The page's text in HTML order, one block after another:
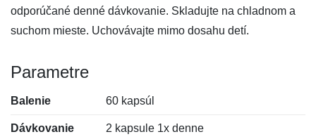
odporúčané denné dávkovanie. Skladujte na chladnom a
suchom mieste. Uchovávajte mimo dosahu detí.
Parametre
Balenie 60 kapsúl
Dávkovanie 2 kapsule 1x denne